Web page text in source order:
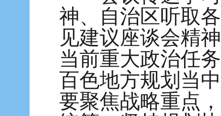
神、自治区听取
见建议座谈会精
当前重大政治任
百色地方规划当
要聚焦战略重点